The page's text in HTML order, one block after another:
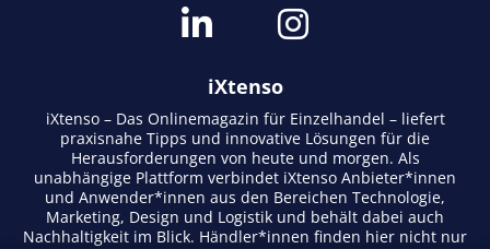
iXtenso
iXtenso – Das Onlinemagazin für Einzelhandel – liefert
praxisnahe Tipps und innovative Lösungen für die
Herausforderungen von heute und morgen. Als
unabhängige Plattform verbindet iXtenso Anbieter*innen
und Anwender*innen aus den Bereichen Technologie,
Marketing, Design und Logistik und behält dabei auch
Nachhaltigkeit im Blick. Händler*innen finden hier nicht nur